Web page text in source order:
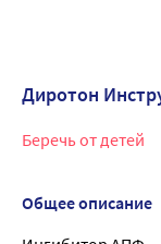
Диротон
Беречь от детей
Общее описание